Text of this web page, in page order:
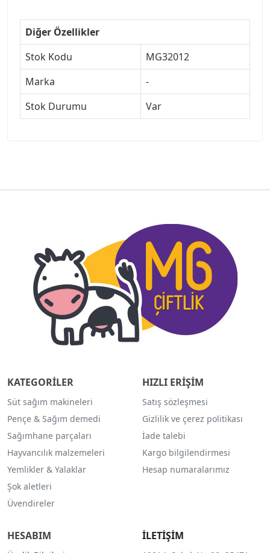
Diğer Özellikler
Stok Kodu
MG32012
Marka
-
Stok Durumu
Var
KATEGORİLER
Süt sağım makineleri
Pençe & Sağım demedi
Sağımhane parçaları
Hayvancılık malzemeleri
Yemlikler & Yalaklar
Şok aletleri
Üvendireler
HIZLI ERİŞİM
Satış sözleşmesi
Gizlilik ve çerez politikası
İade talebi
Kargo bilgilendirmesi
Hesap numaralarımız
HESABIM İLETİŞİM